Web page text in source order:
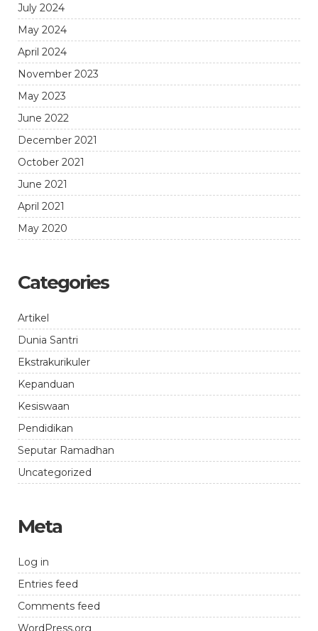
July 2024
May 2024
April 2024
November 2023
May 2023
June 2022
December 2021
October 2021
June 2021
April 2021
May 2020
Categories
Artikel
Dunia Santri
Ekstrakurikuler
Kepanduan
Kesiswaan
Pendidikan
Seputar Ramadhan
Uncategorized
Meta
Log in
Entries feed
Comments feed
WordPress.org